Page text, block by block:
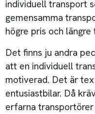
individuell transport
gemensamma
högre pris och längre
Det finns ju andra
att en individuell
motiverad. Det är
entusiastbilar. Då
erfarna